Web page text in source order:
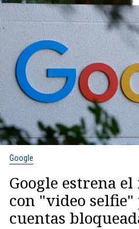
Google
Google estrena
con "video
cuentas